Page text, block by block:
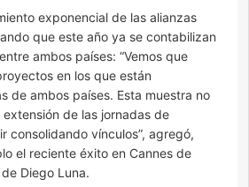
exponencial de las alianzas
que este año ya se contabilizan
ambos países: “Vemos que
en los que están
de ambos países. Esta muestra no
de las jornadas de
consolidando vínculos”, agregó,
el reciente éxito en Cannes de
de Diego Luna.